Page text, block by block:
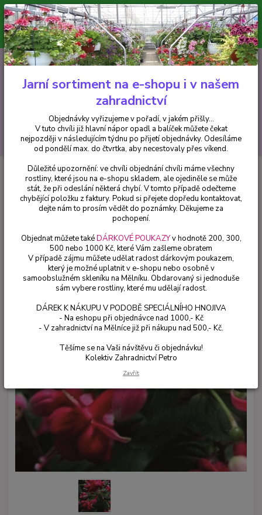
Minimální hodnota pro odeslání z e-shopu je 300 Kč.
V tuto chvíli již hlavní nápor objednávek opadl a balíček můžete čekat
nejpozději v následujícím týdnu po přijetí objednávky. Objednávky
vyřizujeme v pořadí, v jakém přišly...
CZK
Hledat
+420 602 223 614 0ks
za0 Kč
Fuchsie Marcel Michels Fuchsie (Fuchsie) - cena na prodejně
Marcel Michels Fuchsie (Fuchsie) -
cena na prodejně
Jarní sortiment na e-shopu i v našem
zahradnictví
Objednávky vyřizujeme v pořadí, v jakém přišly...
V tuto chvíli již hlavní nápor opadl a balíček můžete čekat
nejpozději v následujícím týdnu po přijetí objednávky. Odesíláme
od pondělí max. do čtvrtka, aby necestovaly přes víkend.
Důležité upozornění: ve chvíli objednání chvíli máme všechny
rostliny, které jsou na e-shopu skladem, ale ojediněle se může
stát, že při odeslání některá chybí. V tomto případě odečteme
chybějící položku z faktury. Pokud si přejete dopředu kontaktovat,
dejte nám to prosím vědět do poznámky. Děkujeme za
pochopení.
Objednat můžete takéDÁRKOVÉ POUKAZYv hodnotě 200, 300,
500 nebo 1000 Kč, které Vám zašleme obratem
V případě zájmu můžete udělat radost dárkovým poukazem,
který je možné uplatnit v e-shopu nebo osobně v
samoobslužném skleníku na Mělníku. Obdarovaný si jednoduše
sám vybere rostliny, které mu udělají radost.
DÁREK K NÁKUPU V PODOBĚ SPECIÁLNÍHO HNOJIVA
- Na eshopu při objednávce nad 1000,- Kč
- V zahradnictví na Mělníce již při nákupu nad 500,- Kč.
Těšíme se na Vaši návštěvu či objednávku!
Kolektiv Zahradnictví Petro
Zavřít